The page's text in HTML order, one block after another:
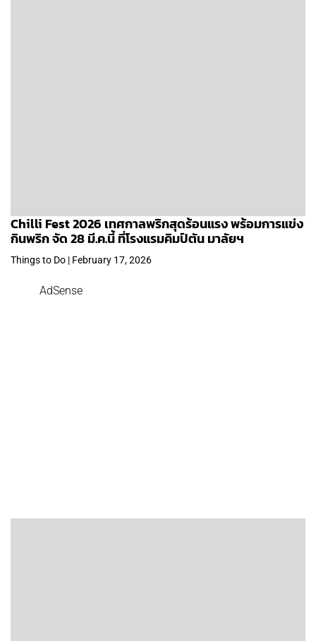
Chilli Fest 2026 เทศกาลพริกสุดร้อนแรง พร้อมการแข่ง
กินพริก จัด 28 มี.ค.นี้ ที่โรงแรมคิมป์ตัน มาลัยฯ
Things to Do | February 17, 2026
AdSense